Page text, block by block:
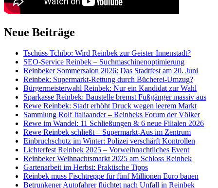
Neue Beiträge
Tschüss Tchibo: Wird Reinbek zur Geister-Innenstadt?
SEO-Service Reinbek – Suchmaschinenoptimierung
Reinbeker Sommersalon 2026: Das Stadtfest am 20. Juni
Reinbek: Supermarkt-Rettung durch Bücherei-Umzug?
Bürgermeisterwahl Reinbek: Nur ein Kandidat zur Wahl
Sparkasse Reinbek: Baustelle bremst Fußgänger massiv aus
Rewe Reinbek: Stadt erhöht Druck wegen leerem Markt
Sammlung Rolf Italiaander – Reinbeks Forum der Völker
Rewe im Wandel: 11 Schließungen & 6 neue Filialen 2026
Rewe Reinbek schließt – Supermarkt-Aus im Zentrum
Einbruchschutz im Winter: Polizei verschärft Kontrollen
Lichterfest Reinbek 2025 – Vorweihnachtliches Event
Reinbeker Weihnachtsmarkt 2025 am Schloss Reinbek
Gartenarbeit im Herbst: Praktische Tipps
Reinbek muss Fischtreppe für fünf Millionen Euro bauen
Betrunkener Autofahrer flüchtet nach Unfall in Reinbek